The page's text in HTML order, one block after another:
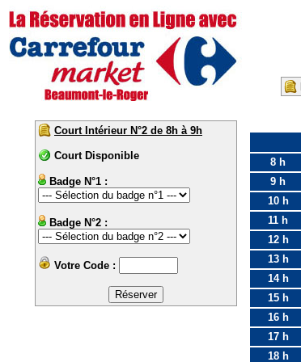
Court Intérieur N°2 de 8h à 9h
Court Disponible
Badge N°1 :
Badge N°2 :
Votre Code :
8 h
9 h
10 h
11 h
12 h
13 h
14 h
15 h
16 h
17 h
18 h